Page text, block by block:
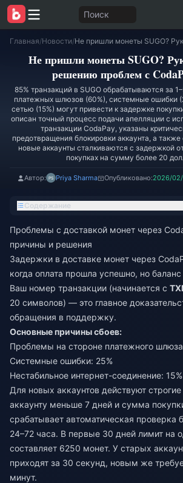
Поиск
Главная/Новости/
Не пришли монеты SUGO?
решению проблем с
85% транзакций в SUGO обрабатываются за
платежных шлюзов (60%), системные ошибки
сетью (15%) могут привести к задержке
описан точный процесс подачи апелляции с
транзакции CodaPay, указаны
предотвращения блокировки аккаунта, а
новые аккаунты сталкиваются с задержкой
покупках на сумму более 20
Автор: Priya Sharma Опубликовано:2026/
Содержание
Проблемы с доставкой монет через
причины и решения
Задержки в доставке монет через
когда оплата прошла успешно, но
Ваш номер транзакции (начинается с
20 символов) — это главное
обращения в поддержку.
Основные причины сбоев:
Проблемы на стороне платежного
Системные ошибки: 25%
Нестабильное интернет-соединение: 15%
Для новых аккаунтов действуют
аккаунту меньше 7 дней и сумма
срабатывает автоматическая проверка
24–72 часа. В первые 30 дней лимит на
составляет 6250 монет. У старых
приходят за 30 секунд, новым же
минут.